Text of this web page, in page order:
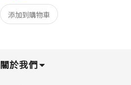
添加到購物車
關於我們